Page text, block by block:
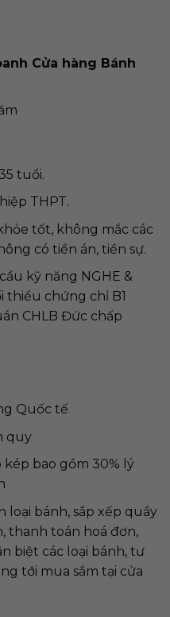
Cửa hàng Bánh
tuổi.
THPT.
tốt, không mắc các
có tiền án, tiền sự.
kỹ năng NGHE &
chứng chỉ B1
CHLB Đức chấp
Quốc tế
quy
kép bao gồm 30% lý
loại bánh, sắp xếp quầy
thanh toán hoá đơn,
biệt các loại bánh, tư
tới mua sắm tại cửa